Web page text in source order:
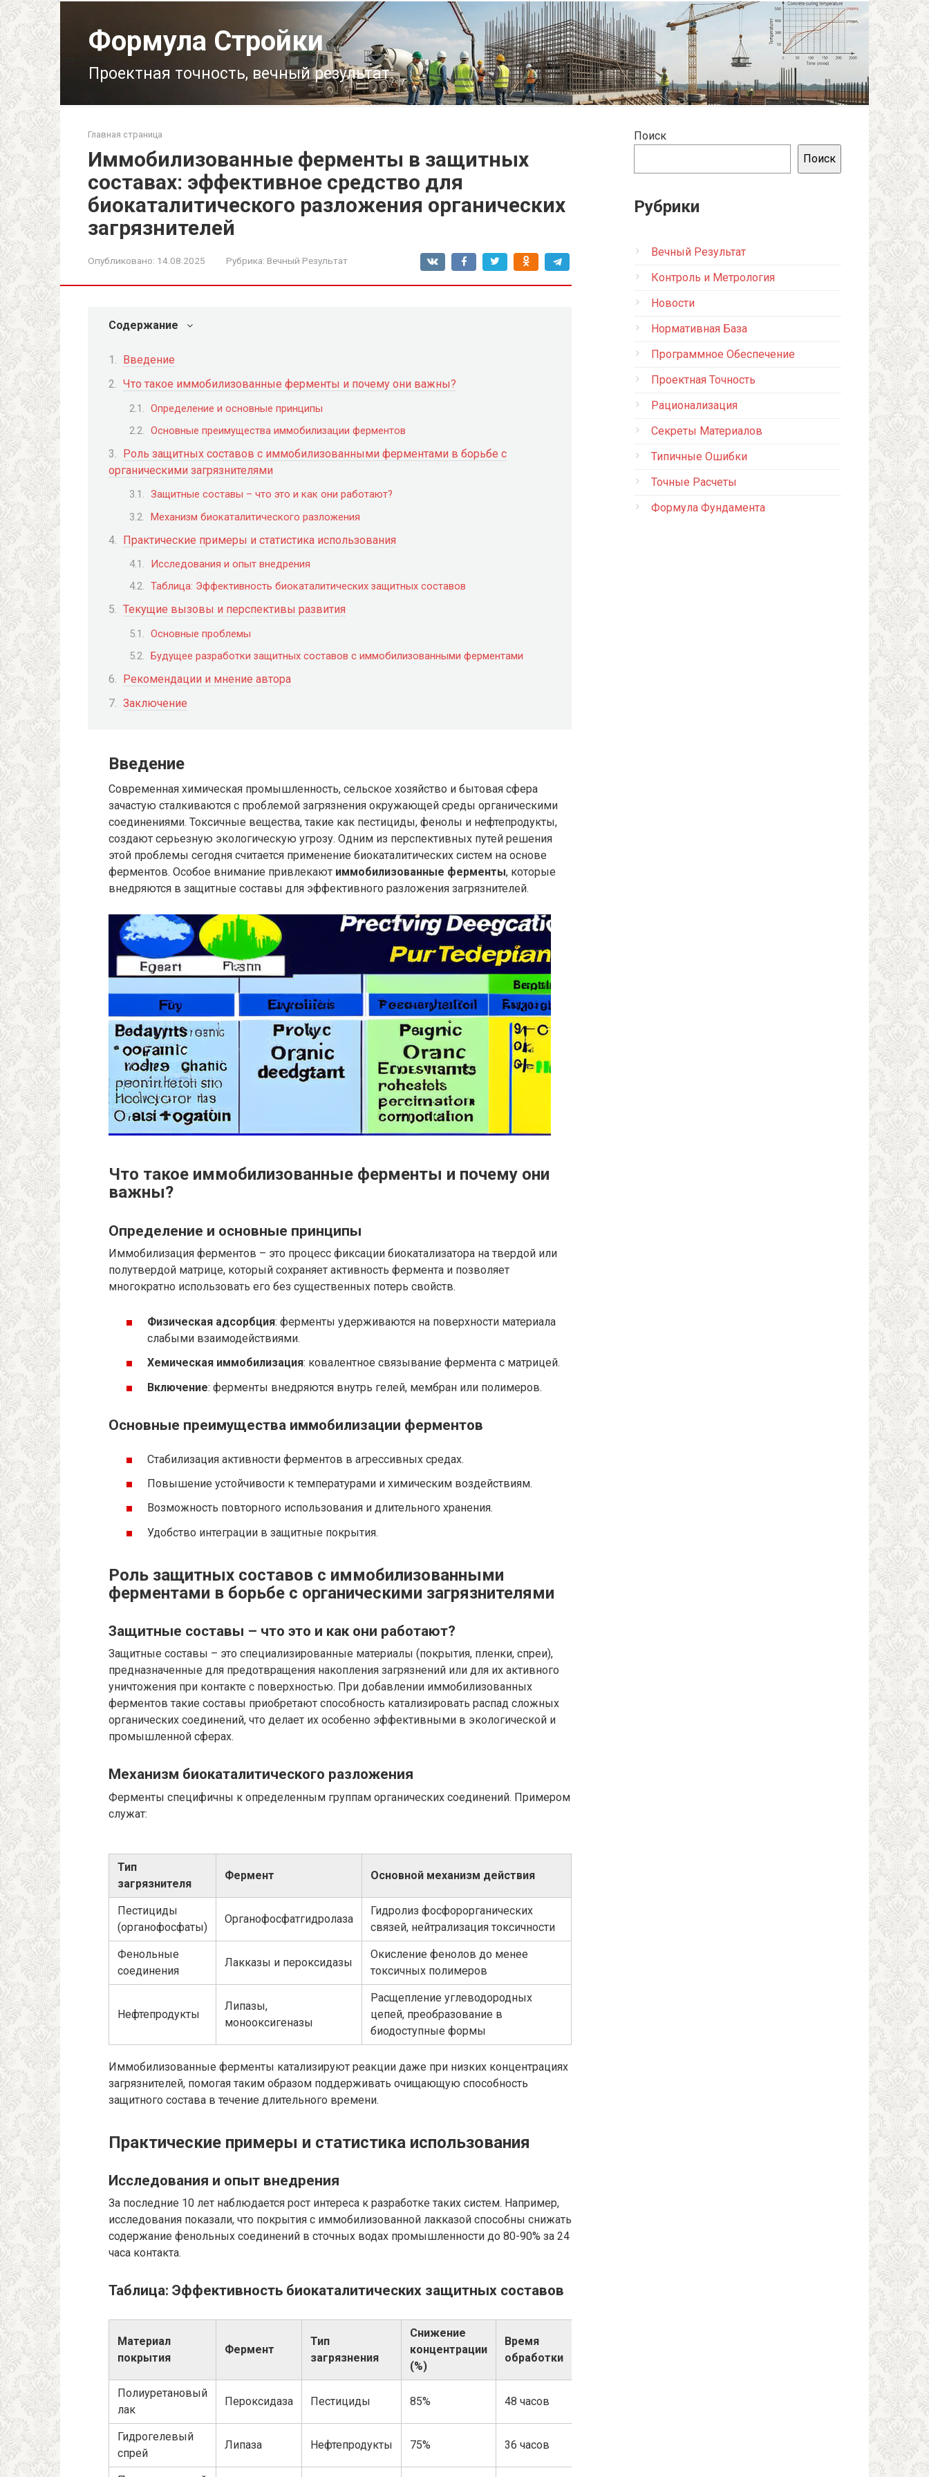
Формула Стройки
Проектная точность, вечный результат
Главная страница
Иммобилизованные ферменты в защитных
составах: эффективное средство для
биокаталитического разложения органических
загрязнителей
Опубликовано: 14.08.2025 Рубрика: Вечный Результат
Содержание
Введение
Что такое иммобилизованные ферменты и почему они важны?
Определение и основные принципы
Основные преимущества иммобилизации ферментов
Роль защитных составов с иммобилизованными ферментами в борьбе с
органическими загрязнителями
Защитные составы – что это и как они работают?
Механизм биокаталитического разложения
Практические примеры и статистика использования
Исследования и опыт внедрения
Таблица: Эффективность биокаталитических защитных составов
Текущие вызовы и перспективы развития
Основные проблемы
Будущее разработки защитных составов с иммобилизованными ферментами
Рекомендации и мнение автора
Заключение
Введение
Современная химическая промышленность, сельское хозяйство и бытовая сфера
зачастую сталкиваются с проблемой загрязнения окружающей среды органическими
соединениями. Токсичные вещества, такие как пестициды, фенолы и нефтепродукты,
создают серьезную экологическую угрозу. Одним из перспективных путей решения
этой проблемы сегодня считается применение биокаталитических систем на основе
ферментов. Особое внимание привлекают иммобилизованные ферменты, которые
внедряются в защитные составы для эффективного разложения загрязнителей.
Что такое иммобилизованные ферменты и почему они
важны?
Определение и основные принципы
Иммобилизация ферментов – это процесс фиксации биокатализатора на твердой или
полутвердой матрице, который сохраняет активность фермента и позволяет
многократно использовать его без существенных потерь свойств.
Физическая адсорбция: ферменты удерживаются на поверхности материала
слабыми взаимодействиями.
Хемическая иммобилизация: ковалентное связывание фермента с матрицей.
Включение: ферменты внедряются внутрь гелей, мембран или полимеров.
Основные преимущества иммобилизации ферментов
Стабилизация активности ферментов в агрессивных средах.
Повышение устойчивости к температурами и химическим воздействиям.
Возможность повторного использования и длительного хранения.
Удобство интеграции в защитные покрытия.
Роль защитных составов с иммобилизованными
ферментами в борьбе с органическими загрязнителями
Защитные составы – что это и как они работают?
Защитные составы – это специализированные материалы (покрытия, пленки, спреи),
предназначенные для предотвращения накопления загрязнений или для их активного
уничтожения при контакте с поверхностью. При добавлении иммобилизованных
ферментов такие составы приобретают способность катализировать распад сложных
органических соединений, что делает их особенно эффективными в экологической и
промышленной сферах.
Механизм биокаталитического разложения
Ферменты специфичны к определенным группам органических соединений. Примером
служат:
Тип
загрязнителя
Фермент Основной механизм действия
Пестициды
(органофосфаты)
Органофосфатгидролаза
Гидролиз фосфорорганических
связей, нейтрализация токсичности
Фенольные
соединения
Лакказы и пероксидазы
Окисление фенолов до менее
токсичных полимеров
Нефтепродукты
Липазы,
монооксигеназы
Расщепление углеводородных
цепей, преобразование в
биодоступные формы
Иммобилизованные ферменты катализируют реакции даже при низких концентрациях
загрязнителей, помогая таким образом поддерживать очищающую способность
защитного состава в течение длительного времени.
Практические примеры и статистика использования
Исследования и опыт внедрения
За последние 10 лет наблюдается рост интереса к разработке таких систем. Например,
исследования показали, что покрытия с иммобилизованной лакказой способны снижать
содержание фенольных соединений в сточных водах промышленности до 80-90% за 24
часа контакта.
Таблица: Эффективность биокаталитических защитных составов
Материал
покрытия
Фермент
Тип
загрязнения
Снижение
концентрации
(%)
Время
обработки
Полиуретановый
лак
Пероксидаза Пестициды 85% 48 часов
Гидрогелевый
спрей
Липаза Нефтепродукты 75% 36 часов
Поиск
Поиск
Рубрики
Вечный Результат
Контроль и Метрология
Новости
Нормативная База
Программное Обеспечение
Проектная Точность
Рационализация
Секреты Материалов
Типичные Ошибки
Точные Расчеты
Формула Фундамента